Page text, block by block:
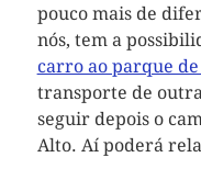
pouco mais de
nós, tem a
carro ao parque
transporte de
seguir depois o
Alto. Aí poderá